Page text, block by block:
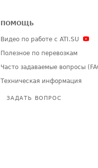
ПОМОЩЬ
Видео по работе с ATI.SU
Полезное по перевозкам
Часто задаваемые вопросы
Техническая информация
ЗАДАТЬ ВОПРОС